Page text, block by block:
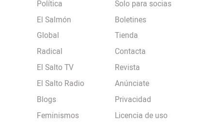
Política
El Salmón
Global
Radical
El Salto TV
El Salto Radio
Blogs
Feminismos
Solo para socias
Boletines
Tienda
Contacta
Revista
Anúnciate
Privacidad
Licencia de uso